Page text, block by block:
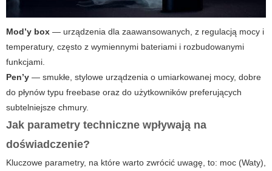
Mod’y box — urządzenia dla zaawansowanych, z regulacją mocy i
temperatury, często z wymiennymi bateriami i rozbudowanymi
funkcjami.
Pen’y — smukłe, stylowe urządzenia o umiarkowanej mocy, dobre
do płynów typu freebase oraz do użytkowników preferujących
subtelniejsze chmury.
Jak parametry techniczne wpływają na
doświadczenie?
Kluczowe parametry, na które warto zwrócić uwagę, to: moc (Waty),